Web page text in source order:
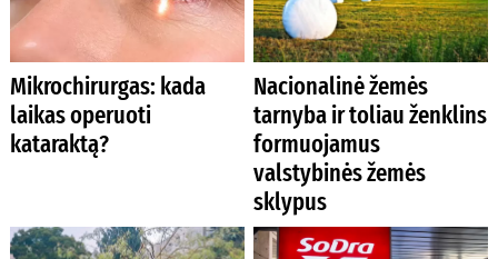
Mikrochirurgas: kada
laikas operuoti
kataraktą?
Nacionalinė žemės
tarnyba ir toliau ženklins
formuojamus
valstybinės žemės
sklypus